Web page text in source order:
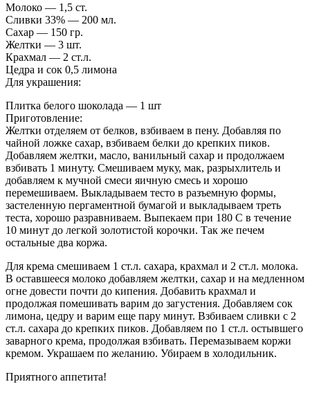
Молоко — 1,5 ст.
Сливки 33% — 200 мл.
Сахар — 150 гр.
Желтки — 3 шт.
Крахмал — 2 ст.л.
Цедра и сок 0,5 лимона
Для украшения:
Плитка белого шоколада — 1 шт
Приготовление:
Желтки отделяем от белков, взбиваем в пену. Добавляя по
чайной ложке сахар, взбиваем белки до крепких пиков.
Добавляем желтки, масло, ванильный сахар и продолжаем
взбивать 1 минуту. Смешиваем муку, мак, разрыхлитель и
добавляем к мучной смеси яичную смесь и хорошо
перемешиваем. Выкладываем тесто в разъемную формы,
застеленную пергаментной бумагой и выкладываем треть
теста, хорошо разравниваем. Выпекаем при 180 С в течение
10 минут до легкой золотистой корочки. Так же печем
остальные два коржа.
Для крема смешиваем 1 ст.л. сахара, крахмал и 2 ст.л. молока.
В оставшееся молоко добавляем желтки, сахар и на медленном
огне довести почти до кипения. Добавить крахмал и
продолжая помешивать варим до загустения. Добавляем сок
лимона, цедру и варим еще пару минут. Взбиваем сливки с 2
ст.л. сахара до крепких пиков. Добавляем по 1 ст.л. остывшего
заварного крема, продолжая взбивать. Перемазываем коржи
кремом. Украшаем по желанию. Убираем в холодильник.
Приятного аппетита!